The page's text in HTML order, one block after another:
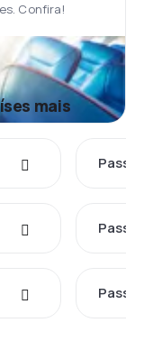
Confira!
mais